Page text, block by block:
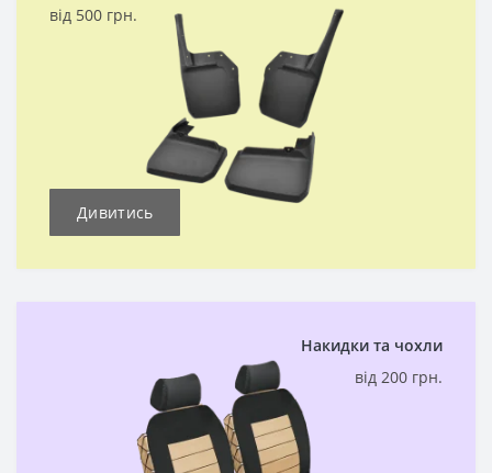
від 500 грн.
Дивитись
Накидки та чохли
від 200 грн.